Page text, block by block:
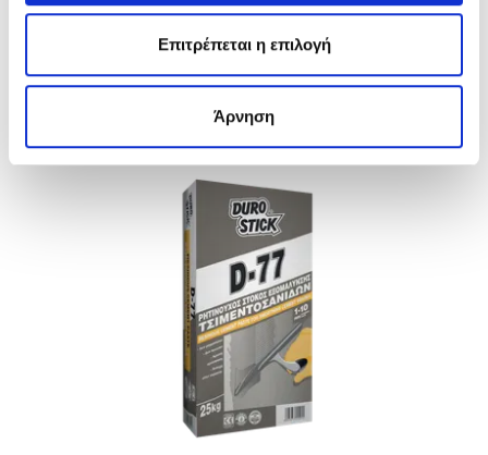
Επιτρέπεται η επιλογή
Άρνηση
ΕΠΙΣΚΕΥΗΣ & ΟΠΛΙΣΜΟΙ ΞΗΡΑΣ
Ακρυλικός στόκος σπάτουλας έτοιμος